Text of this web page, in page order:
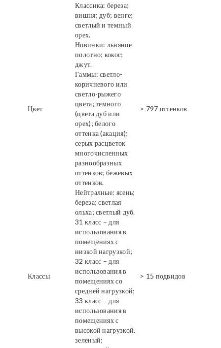
Цвет
Классика: береза;
вишня; дуб; венге;
светлый и темный
орех.
Новинки: льняное
полотно; кокос;
джут.
Гаммы: светло-
коричневого или
светло-рыжего
цвета; темного
(цвета дуб или
орех); белого
оттенка (акация);
серых расцветок
многочисленных
разнообразных
оттенков; бежевых
оттенков.
Нейтралные: ясень;
береза; светлая
ольха; светлый дуб.
> 797 оттенков
Классы
31 класс – для
использования в
помещениях с
низкой нагрузкой;
32 класс – для
использования в
помещениях со
средней нагрузкой;
33 класс – для
использования в
помещениях с
высокой нагрузкой.
> 15 подвидов
зеленый;